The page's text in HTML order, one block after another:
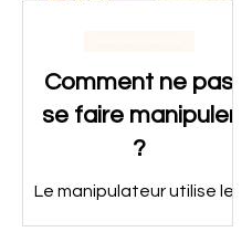
Comment ne pas
se faire manipuler
?
Le manipulateur utilise les